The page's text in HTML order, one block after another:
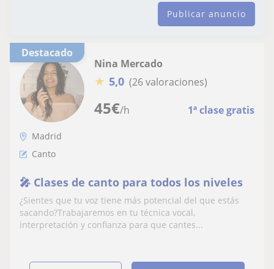
Publicar anuncio
Destacado
45€/h 1ª clase gratis
Nina Mercado
★ 5,0 (26 valoraciones)
Madrid
Canto
🎤 Clases de canto para todos los niveles
¿Sientes que tu voz tiene más potencial del que estás
sacando?Trabajaremos en tu técnica vocal,
interpretación y confianza para que cantes...